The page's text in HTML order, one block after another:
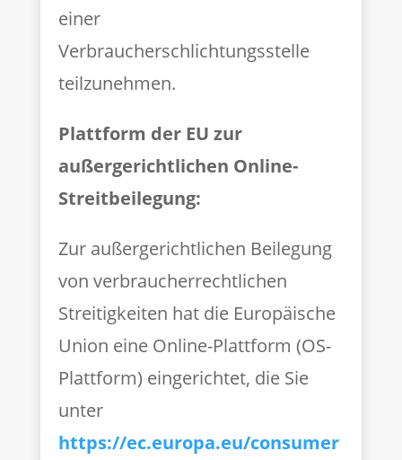
einer
Verbraucherschlichtungsstelle
teilzunehmen.
Plattform der EU zur
außergerichtlichen Online-
Streitbeilegung:
Zur außergerichtlichen Beilegung
von verbraucherrechtlichen
Streitigkeiten hat die Europäische
Union eine Online-Plattform (OS-
Plattform) eingerichtet, die Sie
unter
https://ec.europa.eu/consumer